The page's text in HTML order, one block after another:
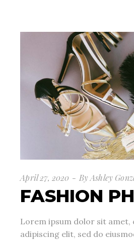
April 27, 2020 ByAshley
FASHION
Lorem ipsum dolor sit
adipiscing elit, sed do